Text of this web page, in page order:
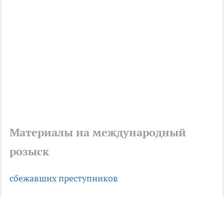
Материалы на международный
розыск
сбежавших преступников